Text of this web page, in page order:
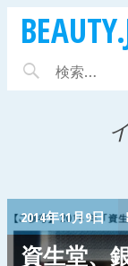
2014年11月9日
資生堂、